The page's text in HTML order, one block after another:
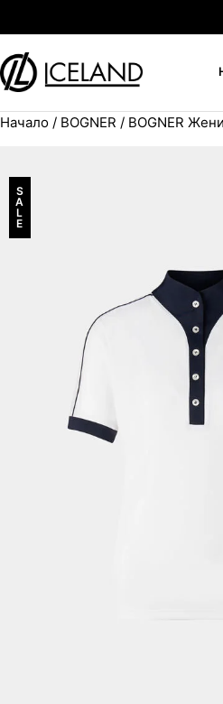
Начало / BOGNER / BOGNER Жени
S
A
L
E